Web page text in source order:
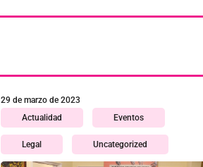
29 de marzo de 2023
Actualidad
Eventos
Legal Uncategorized